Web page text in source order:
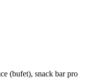
(bufet), snack bar pro